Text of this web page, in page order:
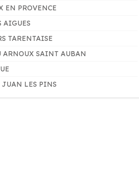
EN PROVENCE
AIGUES
TARENTAISE
ARNOUX SAINT AUBAN
LES PINS